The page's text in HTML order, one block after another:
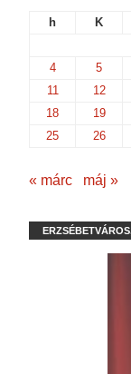
h
K
4
5
11
12
18
19
25
26
« márc máj »